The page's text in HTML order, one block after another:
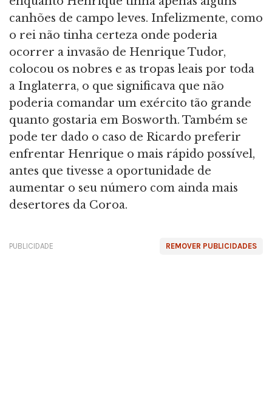
canhões de campo leves. Infelizmente, como
o rei não tinha certeza onde poderia
ocorrer a invasão de Henrique Tudor,
colocou os nobres e as tropas leais por toda
a Inglaterra, o que significava que não
poderia comandar um exército tão grande
quanto gostaria em Bosworth. Também se
pode ter dado o caso de Ricardo preferir
enfrentar Henrique o mais rápido possível,
antes que tivesse a oportunidade de
aumentar o seu número com ainda mais
desertores da Coroa.
REMOVER PUBLICIDADES
PUBLICIDADE